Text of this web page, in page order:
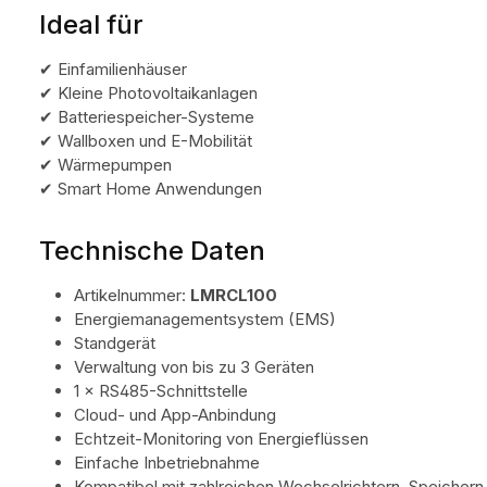
Ideal für
✔ Einfamilienhäuser
✔ Kleine Photovoltaikanlagen
✔ Batteriespeicher-Systeme
✔ Wallboxen und E-Mobilität
✔ Wärmepumpen
✔ Smart Home Anwendungen
Technische Daten
Artikelnummer: LMRCL100
Energiemanagementsystem (EMS)
Standgerät
Verwaltung von bis zu 3 Geräten
1 × RS485-Schnittstelle
Cloud- und App-Anbindung
Echtzeit-Monitoring von Energieflüssen
Einfache Inbetriebnahme